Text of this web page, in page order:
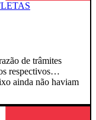
de trâmites
respectivos
ainda não haviam
o clube atualiza a
vínculo contratual
não faz mais parte